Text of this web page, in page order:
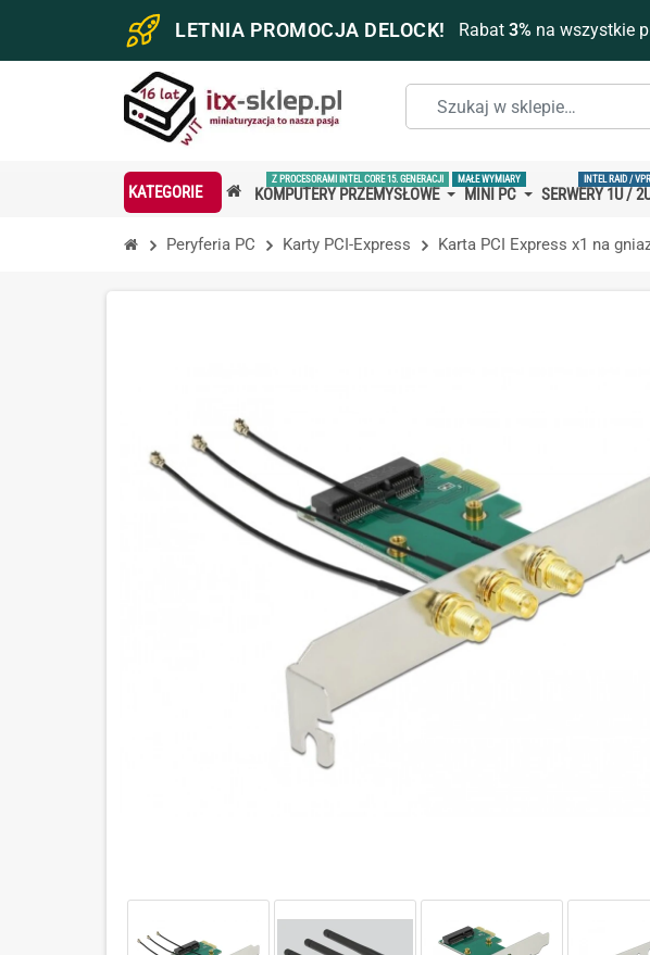
LETNIA PROMOCJA DELOCK! Rabat 3%na wszystkie
KATEGORIE KOMPUTERY PRZEMYSŁOWE
Z PROCESORAMI INTEL CORE 15. GENERACJI
MINI PC
MAŁE WYMIARY
SERWERY 1U /
INTEL RAID /
Peryferia PC Karty PCI-Express Karta PCI Express x1 na